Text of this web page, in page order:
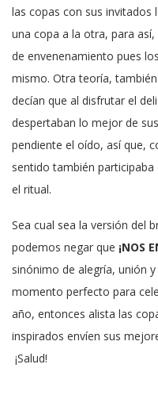
las copas con sus invitados
una copa a la otra, para
de envenenamiento pues
mismo. Otra teoría,
decían que al disfrutar el
despertaban lo mejor de
pendiente el oído, así que,
sentido también
el ritual.
Sea cual sea la versión del
podemos negar que ¡NOS
sinónimo de alegría, unión
momento perfecto para
año, entonces alista las
inspirados envíen sus
¡Salud!